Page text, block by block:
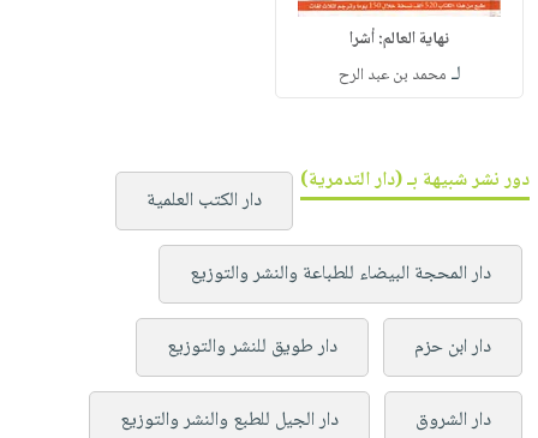
نهاية العالم: أشرا
لـ محمد بن عبد الرح
دور نشر شبيهة بـ (دار التدمرية)
دار الكتب العلمية
دار المحجة البيضاء للطباعة والنشر والتوزيع
دار ابن حزم دار طويق للنشر والتوزيع
دار الشروق دار الجيل للطبع والنشر والتوزيع